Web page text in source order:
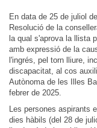
En data de 25 de juliol
Resolució de la
la qual s'aprova la llista
amb expressió de la
l'ingrés, pel torn lliure,
discapacitat, al cos
Autònoma de les Illes
febrer de 2025.
Les persones aspirants
dies hàbils (del 28 de